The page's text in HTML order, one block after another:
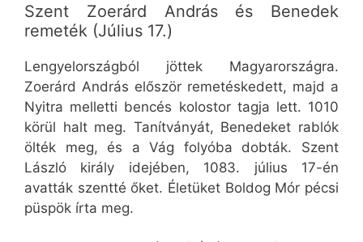
Szent Zoerárd András és Benedek
remeték (Július 17.)
Lengyelországból jöttek Magyarországra.
Zoerárd András először remetéskedett, majd a
Nyitra melletti bencés kolostor tagja lett. 1010
körül halt meg. Tanítványát, Benedeket rablók
ölték meg, és a Vág folyóba dobták. Szent
László király idejében, 1083. július 17-én
avatták szentté őket. Életüket Boldog Mór pécsi
püspök írta meg.